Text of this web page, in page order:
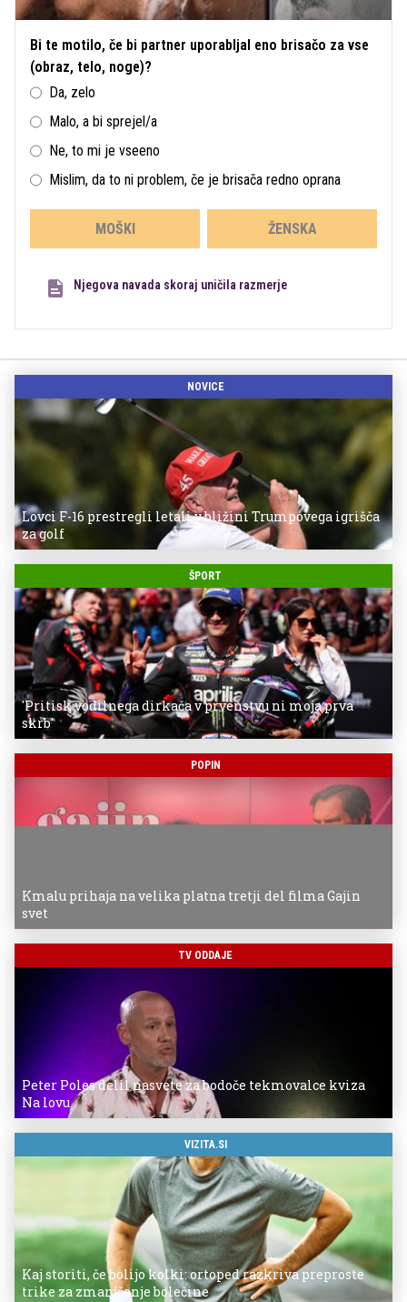
Bi te motilo, če bi partner uporabljal eno brisačo za vse
(obraz, telo, noge)?
Da, zelo
Malo, a bi sprejel/a
Ne, to mi je vseeno
Mislim, da to ni problem, če je brisača redno oprana
MOŠKI ŽENSKA
Njegova navada skoraj uničila razmerje
NOVICE
Lovci F-16 prestregli letali v bližini Trumpovega igrišča
za golf
ŠPORT
'Pritisk vodilnega dirkača v prvenstvu ni moja prva
skrb'
POPIN
Kmalu prihaja na velika platna tretji del filma Gajin
svet
TV ODDAJE
Peter Poles delil nasvete za bodoče tekmovalce kviza
Na lovu
VIZITA.SI
Kaj storiti, če bolijo kolki: ortoped razkriva preproste
trike za zmanjšanje bolečine